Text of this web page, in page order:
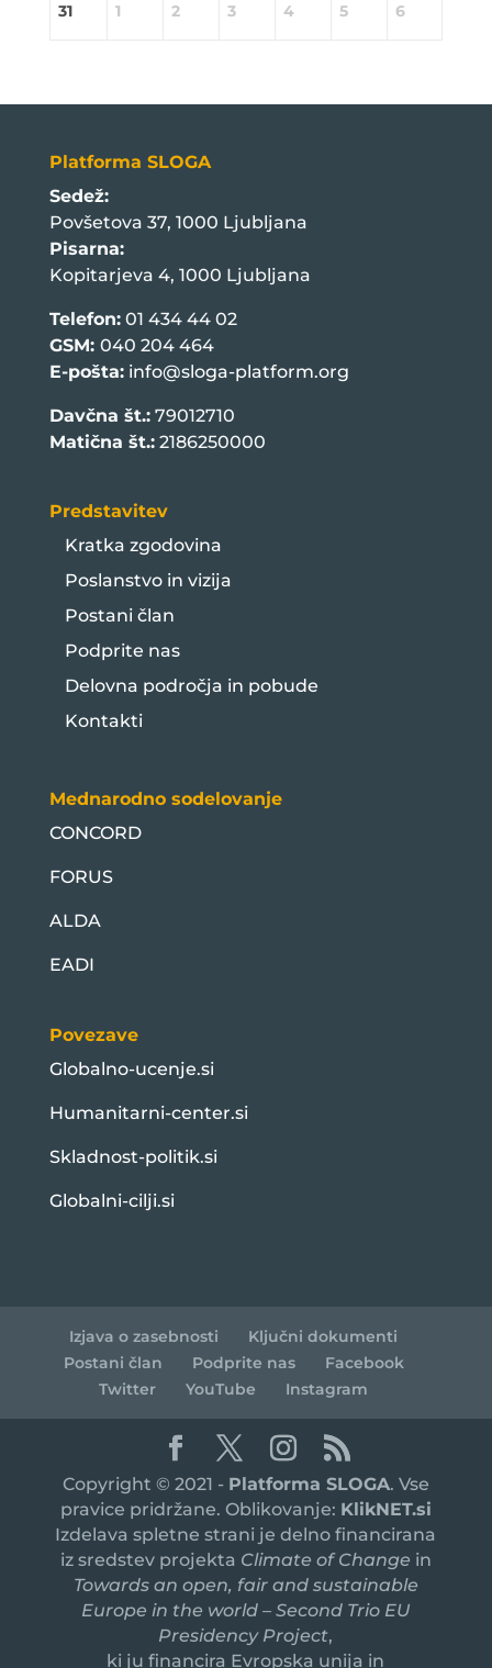
31 1 2 3 4 5 6
Platforma SLOGA
Sedež:
Povšetova 37, 1000 Ljubljana
Pisarna:
Kopitarjeva 4, 1000 Ljubljana
Telefon:01 434 44 02
GSM: 040 204 464
E-pošta: info@sloga-platform.org
Davčna št.:79012710
Matična št.:2186250000
Predstavitev
Kratka zgodovina
Poslanstvo in vizija
Postani član
Podprite nas
Delovna področja in pobude
Kontakti
Mednarodno sodelovanje
CONCORD
FORUS
ALDA
EADI
Povezave
Globalno-ucenje.si
Humanitarni-center.si
Skladnost-politik.si
Globalni-cilji.si
Izjava o zasebnosti
Ključni dokumenti
Postani član
Podprite nas
Facebook
Twitter
YouTube Instagram
Copyright © 2021 - Platforma SLOGA. Vse
pravice pridržane. Oblikovanje: KlikNET.si
Izdelava spletne strani je delno financirana
iz sredstev projekta Climate of Change in
Towards an open, fair and sustainable
Europe in the world – Second Trio EU
Presidency Project,
ki ju financira Evropska unija in